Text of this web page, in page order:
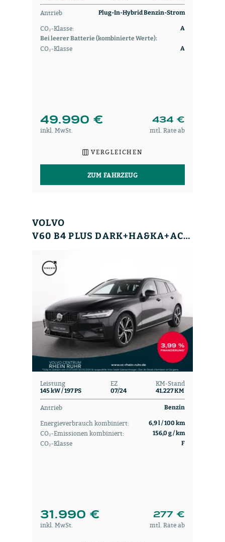
Antrieb Plug-In-Hybrid Benzin-Strom
CO₂-Klasse:
A
Bei leerer Batterie (kombinierte Werte):
CO₂-Klasse A
49.990 € 434 €
inkl. MwSt. mtl. Rate ab
VERGLEICHEN
ZUM FAHRZEUG
VOLVO
V60 B4 PLUS DARK+HA&KA+ACC+BLIS+MEMRY+LEDER+DAB
Leistung
145 kW / 197 PS
EZ
07/24
KM-Stand
41.227 KM
Antrieb Benzin
Energieverbrauch kombiniert: 6,9 l / 100 km
CO₂-Emissionen kombiniert: 156,0 g / km
CO₂-Klasse F
31.990 € 277 €
inkl. MwSt. mtl. Rate ab